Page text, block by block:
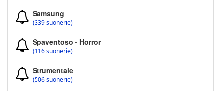
Samsung
(339 suonerie)
Spaventoso - Horror
(116 suonerie)
Strumentale
(506 suonerie)